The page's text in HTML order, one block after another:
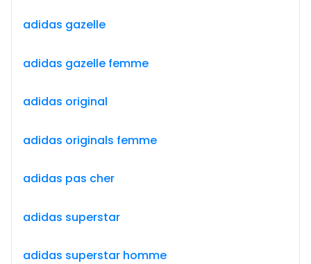
adidas gazelle
adidas gazelle femme
adidas original
adidas originals femme
adidas pas cher
adidas superstar
adidas superstar homme